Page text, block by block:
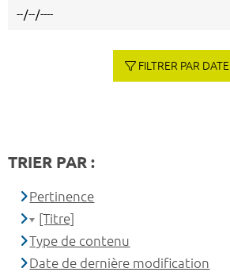
FILTRER PAR DATE
TRIER PAR :
Pertinence
[Titre]
Type de contenu
Date de dernière modification